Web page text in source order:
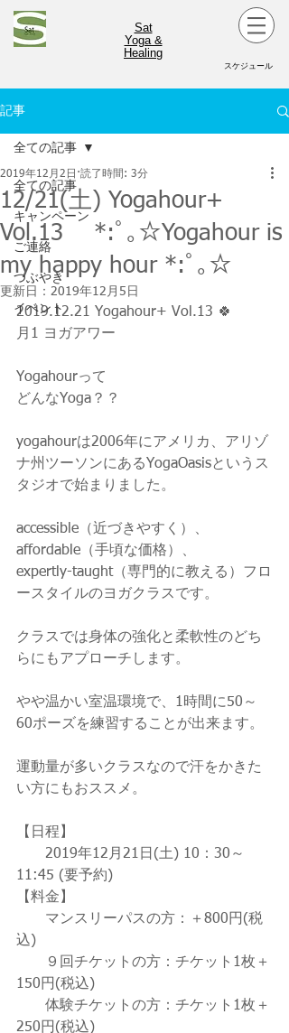
Sat
Yoga &
Healing
スケジュール
記事
全ての記事
キャンペーン
ご連絡
つぶやき
イベント
全ての記事
12/21(土) Yogahour+
Vol.13 *:ﾟ｡☆Yogahour is
my happy hour *:ﾟ｡☆
2019年12月2日 読了時間: 3分
更新日： 2019年12月5日
2019.12.21 Yogahour+ Vol.13 🍀
月1 ヨガアワー
Yogahourって
どんなYoga？？
yogahourは2006年にアメリカ、アリゾ
ナ州ツーソンにあるYogaOasisというス
タジオで始まりました。
accessible（近づきやすく）、
affordable（手頃な価格）、
expertly-taught（専門的に教える）フロ
ースタイルのヨガクラスです。
クラスでは身体の強化と柔軟性のどち
らにもアプローチします。
やや温かい室温環境で、1時間に50～
60ポーズを練習することが出来ます。
運動量が多いクラスなので汗をかきた
い方にもおススメ。
【日程】
2019年12月21日(土) 10：30～
11:45 (要予約)
【料金】
マンスリーパスの方：＋800円(税
込)
９回チケットの方：チケット1枚＋
150円(税込)
体験チケットの方：チケット1枚＋
250円(税込)